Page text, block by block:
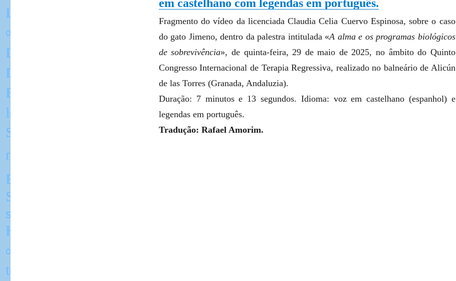
em castelhano com legendas em português.
Fragmento do vídeo da licenciada Claudia Celia Cuervo Espinosa, sobre o caso
do gato Jimeno, dentro da palestra intitulada «A alma e os programas biológicos
de sobrevivência», de quinta-feira, 29 de maio de 2025, no âmbito do Quinto
Congresso Internacional de Terapia Regressiva, realizado no balneário de Alicún
de las Torres (Granada, Andaluzia).
Duração: 7 minutos e 13 segundos. Idioma: voz em castelhano (espanhol) e
legendas em português.
Tradução: Rafael Amorim.